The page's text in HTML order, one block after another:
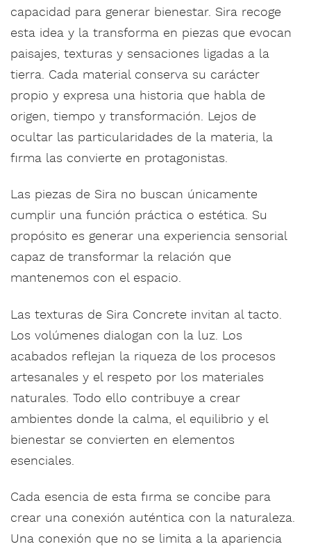
capacidad para generar bienestar. Sira recoge
esta idea y la transforma en piezas que evocan
paisajes, texturas y sensaciones ligadas a la
tierra. Cada material conserva su carácter
propio y expresa una historia que habla de
origen, tiempo y transformación. Lejos de
ocultar las particularidades de la materia, la
firma las convierte en protagonistas.
Las piezas de Sira no buscan únicamente
cumplir una función práctica o estética. Su
propósito es generar una experiencia sensorial
capaz de transformar la relación que
mantenemos con el espacio.
Las texturas de Sira Concrete invitan al tacto.
Los volúmenes dialogan con la luz. Los
acabados reflejan la riqueza de los procesos
artesanales y el respeto por los materiales
naturales. Todo ello contribuye a crear
ambientes donde la calma, el equilibrio y el
bienestar se convierten en elementos
esenciales.
Cada esencia de esta firma se concibe para
crear una conexión auténtica con la naturaleza.
Una conexión que no se limita a la apariencia